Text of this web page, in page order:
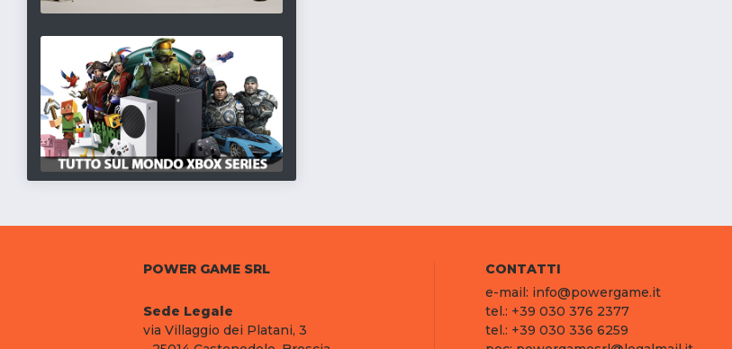
POWER GAME SRL
Sede Legale
via Villaggio dei Platani, 3
CONTATTI
e-mail: info@powergame.it
tel.: +39 030 376 2377
tel.: +39 030 336 6259